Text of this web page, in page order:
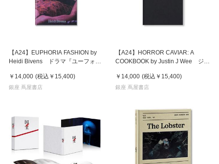
【A24】EUPHORIA FASHION by
Heidi Bivens ドラマ『ユーフォリ
ッション 作品集
￥14,000 (税込 ￥15,400)
銀座 蔦屋書店
【A24】HORROR CAVIAR: A
COOKBOOK by Justin J Wee ジャ
￥14,000 (税込 ￥15,400)
銀座 蔦屋書店